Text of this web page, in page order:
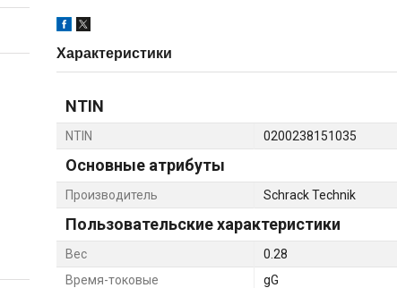
Характеристики
NTIN
NTIN 0200238151035
Основные атрибуты
Производитель Schrack Technik
Пользовательские характеристики
Вес
0.28
Время-токовые
gG